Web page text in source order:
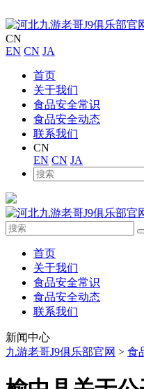
CN
EN CN JA
首页
关于我们
食品安全常识
食品安全动态
联系我们
CN
EN CN JA
首页
关于我们
食品安全常识
食品安全动态
联系我们
新闻中心
九游老哥J9俱乐部官网 > 食